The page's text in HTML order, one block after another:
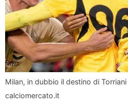
Milan, in dubbio il destino di
calciomercato.it